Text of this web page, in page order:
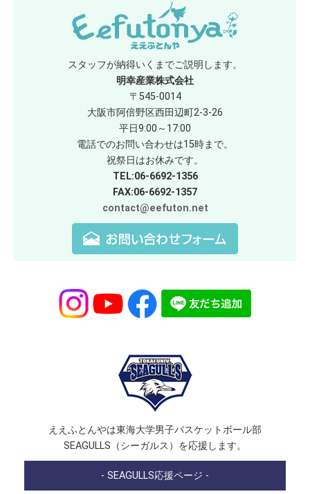
スタッフが納得いくまでご説明します。
明幸産業株式会社
〒545-0014
大阪市阿倍野区西田辺町2-3-26
平日9:00～17:00
電話でのお問い合わせは15時まで。
祝祭日はお休みです。
TEL:06-6692-1356
FAX:06-6692-1357
contact@eefuton.net
ええふとんやは東海大学男子バスケットボール部
SEAGULLS（シーガルス）を応援します。
- SEAGULLS応援ページ -